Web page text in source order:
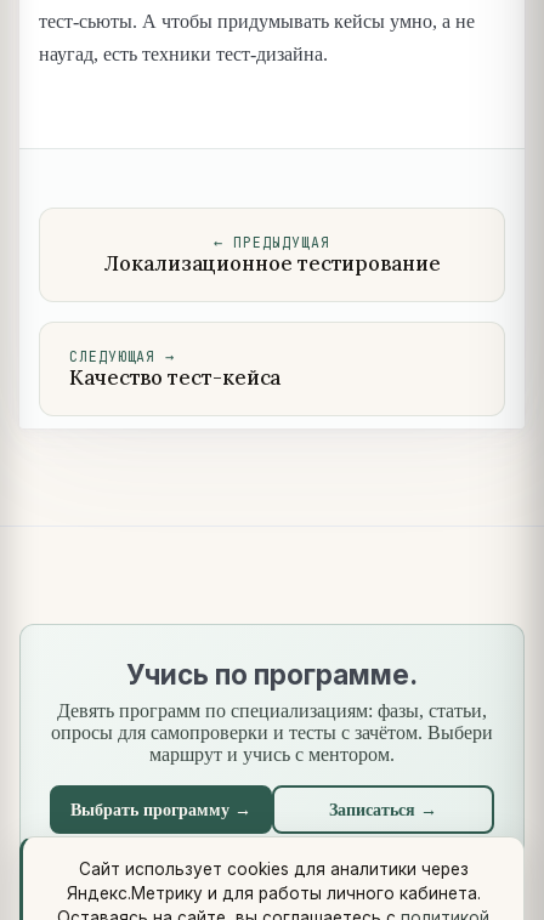
тест-сьюты. А чтобы придумывать кейсы умно, а не
наугад, есть техники тест-дизайна.
← ПРЕДЫДУЩАЯ
Локализационное тестирование
СЛЕДУЮЩАЯ →
Качество тест-кейса
Учись по программе.
Девять программ по специализациям: фазы, статьи,
опросы для самопроверки и тесты с зачётом. Выбери
маршрут и учись с ментором.
Выбрать программу → Записаться →
Что нового Стандарты Сквозной кейс
Сайт использует cookies для аналитики через
Яндекс.Метрику и для работы личного кабинета.